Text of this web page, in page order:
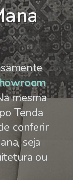
mesma
Tenda
conferir
seja
ou